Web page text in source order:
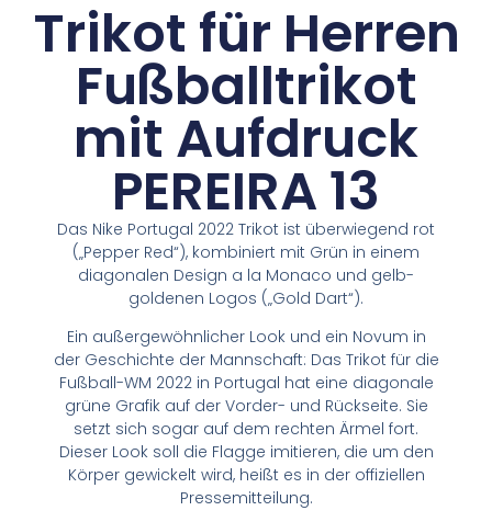
Trikot für Herren
Fußballtrikot
mit Aufdruck
PEREIRA 13
Das Nike Portugal 2022 Trikot ist überwiegend rot
(„Pepper Red“), kombiniert mit Grün in einem
diagonalen Design a la Monaco und gelb-
goldenen Logos („Gold Dart“).
Ein außergewöhnlicher Look und ein Novum in
der Geschichte der Mannschaft: Das Trikot für die
Fußball-WM 2022 in Portugal hat eine diagonale
grüne Grafik auf der Vorder- und Rückseite. Sie
setzt sich sogar auf dem rechten Ärmel fort.
Dieser Look soll die Flagge imitieren, die um den
Körper gewickelt wird, heißt es in der offiziellen
Pressemitteilung.